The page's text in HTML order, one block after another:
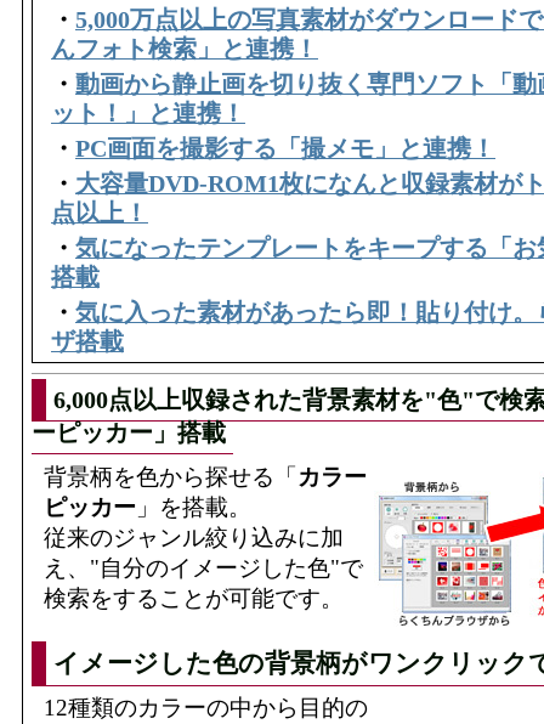
・ 5,000万点以上の写真素材がダウンロード
んフォト検索」と連携！
・ 動画から静止画を切り抜く専門ソフト「
ット！」と連携！
・ PC画面を撮影する「撮メモ」と連携！
・ 大容量DVD-ROM1枚になんと収録素材が
点以上！
・ 気になったテンプレートをキープする「
搭載
・ 気に入った素材があったら即！貼り付け
ザ搭載
6,000点以上収録された背景素材を"色"で検
ーピッカー」搭載
背景柄を色から探せる「 カラー
ピッカー 」を搭載。
従来のジャンル絞り込みに加
え、"自分のイメージした色"で
検索をすることが可能です。
イメージした色の背景柄がワンクリック
12種類のカラーの中から目的の